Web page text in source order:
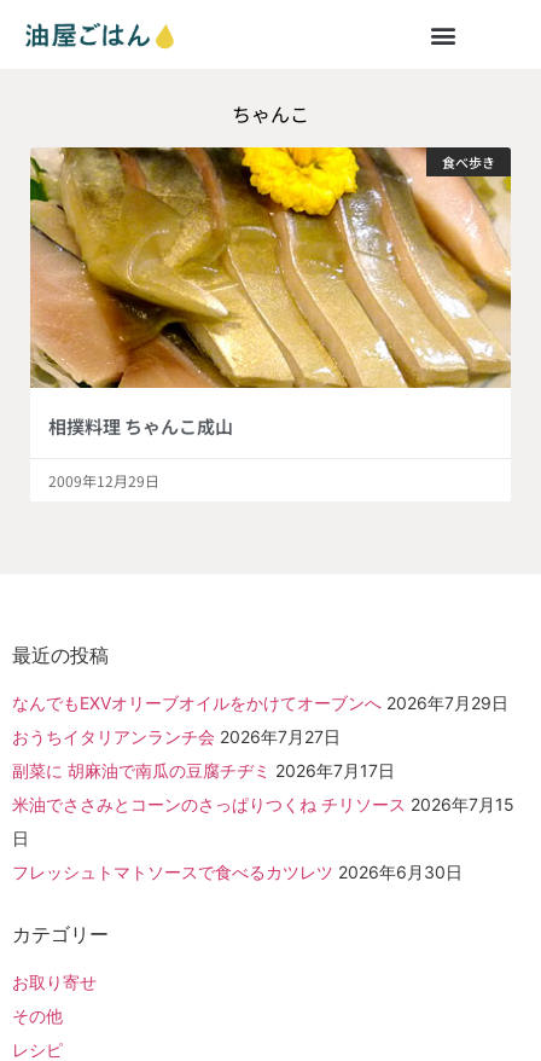
ちゃんこ
食べ歩き
相撲料理 ちゃんこ成山
2009年12月29日
最近の投稿
なんでもEXVオリーブオイルをかけてオーブンへ 2026年7月29日
おうちイタリアンランチ会 2026年7月27日
副菜に 胡麻油で南瓜の豆腐チヂミ 2026年7月17日
米油でささみとコーンのさっぱりつくね チリソース 2026年7月15
日
フレッシュトマトソースで食べるカツレツ 2026年6月30日
カテゴリー
お取り寄せ
その他
レシピ